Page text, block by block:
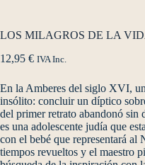
LOS MILAGROS DE LA
12,95 € IVA Inc.
En la Amberes del siglo XVI,
insólito: concluir un díptico
del primer retrato abandonó sin
es una adolescente judía que
con el bebé que representará al
tiempos revueltos y el maestro